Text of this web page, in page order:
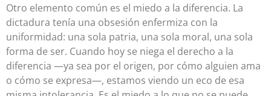
Otro elemento común es el miedo a la diferencia. La
dictadura tenía una obsesión enfermiza con la
uniformidad: una sola patria, una sola moral, una sola
forma de ser. Cuando hoy se niega el derecho a la
diferencia —ya sea por el origen, por cómo alguien ama
o cómo se expresa—, estamos viendo un eco de esa